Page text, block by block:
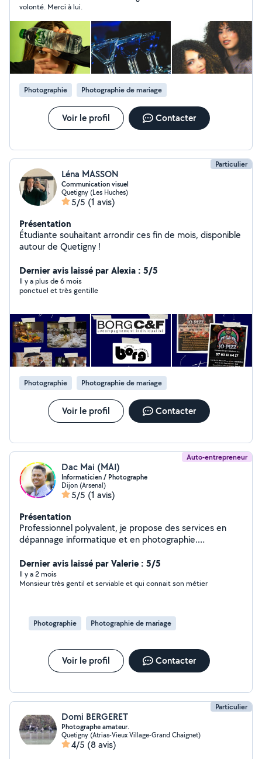
volonté. Merci à lui.
Photographie Photographie de mariage
Voir le profil Contacter
Particulier
Léna MASSON
Communication visuel
Quetigny (Les Huches)
5/5 (1 avis)
Présentation
Étudiante souhaitant arrondir ces fin de mois, disponible
autour de Quetigny !
Dernier avis laissé par Alexia : 5/5
Il y a plus de 6 mois
ponctuel et très gentille
Photographie Photographie de mariage
Voir le profil Contacter
Auto-entrepreneur
Dac Mai (MAI)
Informaticien / Photographe
Dijon (Arsenal)
5/5 (1 avis)
Présentation
Professionnel polyvalent, je propose des services en
dépannage informatique et en photographie.
problèmes du quotidien : Installation et configuration
(PC, logiciels, imprimantes) Dépannage (lenteur, virus,
bugs) Assistance et conseils personnalisés Optimisation
Événements (anniversaires, mariages) Photos naturelles
et retouchées avec soin Matériel professionnel Sérieux
Déplacement possible Disponible pour vous
accompagner selon vos besoins. Contactez-moi pour en
Dernier avis laissé par Valerie : 5/5
Il y a 2 mois
Monsieur très gentil et serviable et qui connait son métier
Photographie Photographie de mariage
Voir le profil Contacter
Particulier
Domi BERGERET
Photographe amateur.
Quetigny (Atrias-Vieux Village-Grand Chaignet)
4/5 (8 avis)